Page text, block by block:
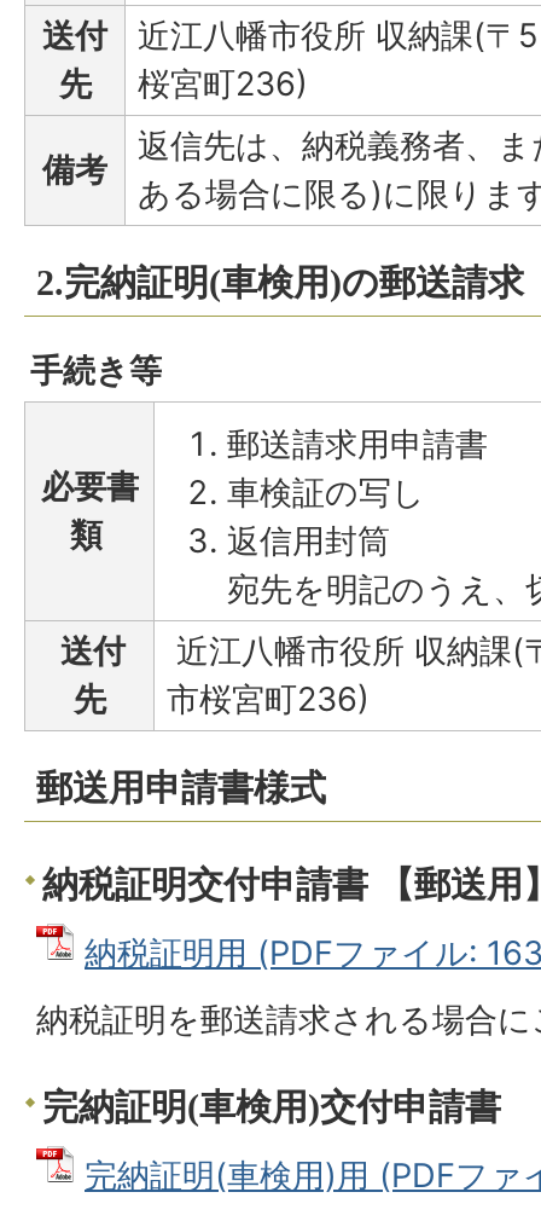
送付
先
近江八幡市役所 収納課(
桜宮町236)
備考
返信先は、納税義務者、
ある場合に限る)に限りま
2.完納証明(車検用)の郵送請求
手続き等
必要書
類
郵送請求用申請書
車検証の写し
返信用封筒
宛先を明記のうえ、
送付
先
近江八幡市役所 収納課
市桜宮町236)
郵送用申請書様式
納税証明交付申請書 【郵送用
納税証明用 (PDFファイル:
納税証明を郵送請求される場合
完納証明(車検用)交付申請書
完納証明(車検用)用 (PDFファ